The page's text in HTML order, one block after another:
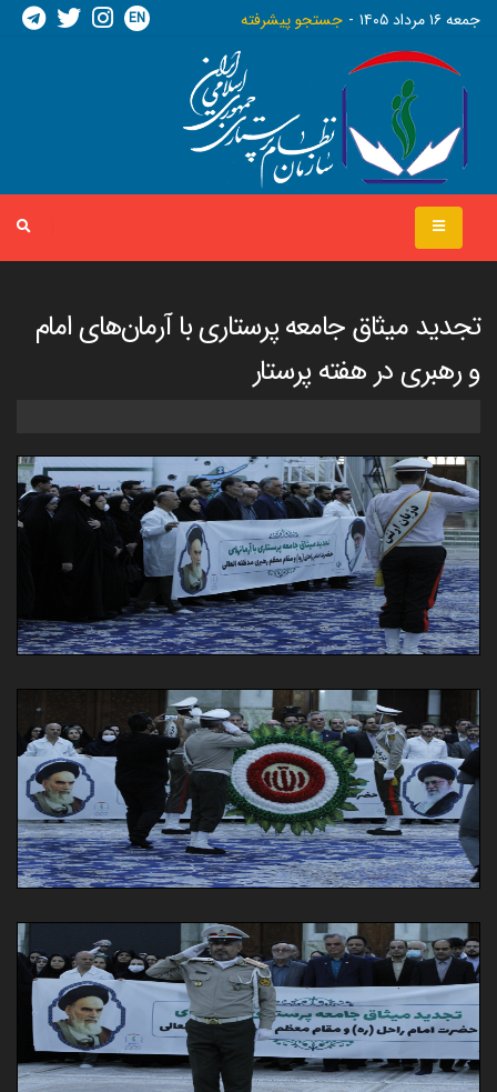
جمعه ١٦ مرداد ١٤٠٥ جستجو پیشرفته EN
تجدید میثاق جامعه پرستاری با آرمان‌های امام
و رهبری در هفته پرستار